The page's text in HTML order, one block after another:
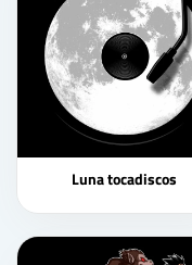
Luna tocadiscos